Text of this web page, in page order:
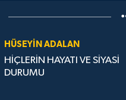
HÜSEYIN ADALAN
HİÇLERİN HAYATI VE SİYASİ
DURUMU